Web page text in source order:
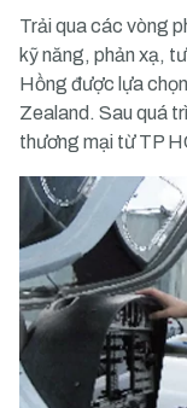
Trải qua các vòng
kỹ năng, phản xạ,
Hồng được lựa
Zealand. Sau quá
thương mại từ TP